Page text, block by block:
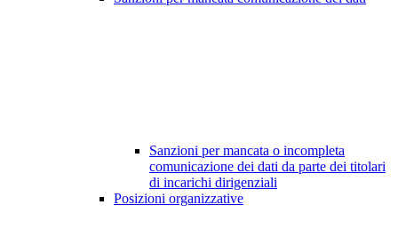
Sanzioni per mancata o incompleta
comunicazione dei dati da parte dei titolari
di incarichi dirigenziali
Posizioni organizzative